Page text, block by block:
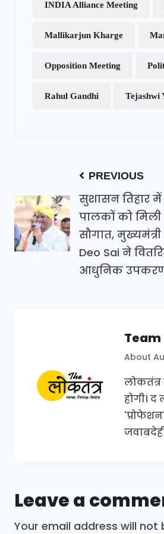
INDIA Alliance Meeting
Mallikarjun Kharge
Opposition Meeting
Rahul Gandhi Tejashwi
PREVIOUS
सुशासन तिहार
पालकों को मिली
सौगात,
Deo Sai ने
आधुनिक
About
लोकतंत्र
होगी।
Leave a
Your email address will not